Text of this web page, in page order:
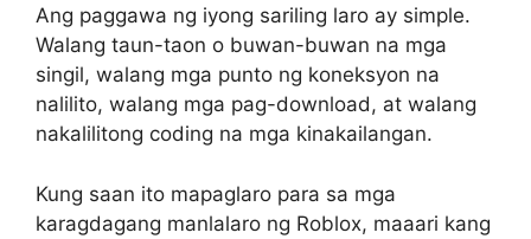
Ang paggawa ng iyong sariling laro ay simple.
Walang taun-taon o buwan-buwan na mga
singil, walang mga punto ng koneksyon na
nalilito, walang mga pag-download, at walang
nakalilitong coding na mga kinakailangan.
Kung saan ito mapaglaro para sa mga
karagdagang manlalaro ng Roblox, maaari kang